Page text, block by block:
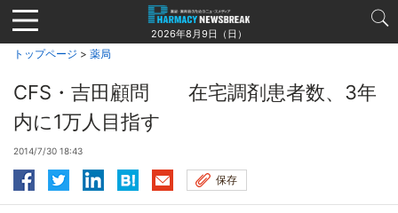
Jump
to
navigation
2026年8月9日（日）
トップページ > 薬局
CFS・吉田顧問 在宅調剤患者数、3年
内に1万人目指す
2014/7/30 18:43
保存